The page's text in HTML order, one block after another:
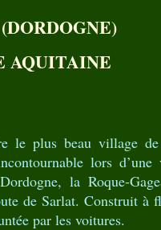
AQUITAINE
le plus beau village
lors d’une
la Roque-
de Sarlat. Construit à
par les voitures.